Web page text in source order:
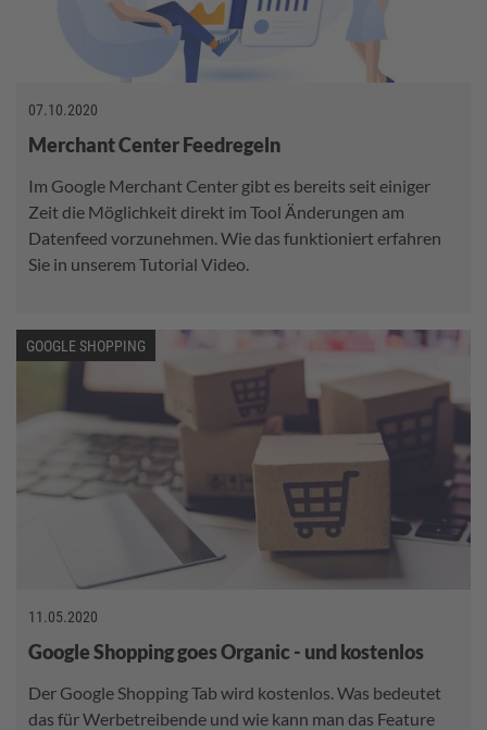
07.10.2020
Merchant Center Feedregeln
Im Google Merchant Center gibt es bereits seit einiger
Zeit die Möglichkeit direkt im Tool Änderungen am
Datenfeed vorzunehmen. Wie das funktioniert erfahren
Sie in unserem Tutorial Video.
GOOGLE SHOPPING
11.05.2020
Google Shopping goes Organic - und kostenlos
Der Google Shopping Tab wird kostenlos. Was bedeutet
das für Werbetreibende und wie kann man das Feature